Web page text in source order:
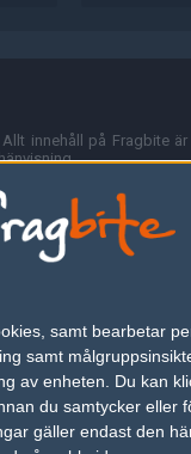
samt bearbetar
samt
enheten. Du kan
du samtycker eller
gäller endast den
innehåll på Fragbite
på Fragbite
design av Fredric Bohlin.
för att spara
att föra statistik. För
här textraden finns här